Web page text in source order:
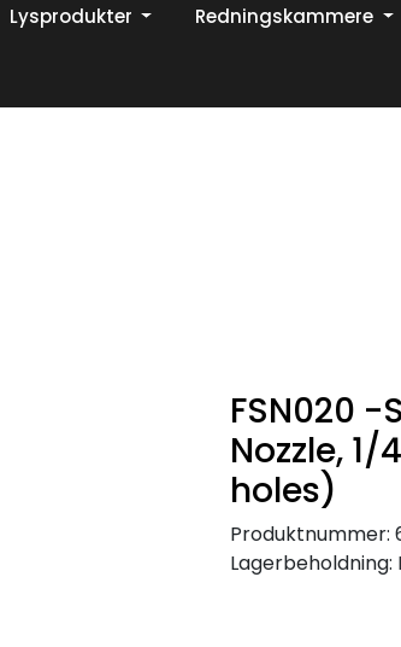
Din ekspert på brann og sikkerhetsløsninger!
Lysprodukter Redningskammere
FSN020 -
Nozzle, 1/
holes)
Produktnummer:
Lagerbeholdning: